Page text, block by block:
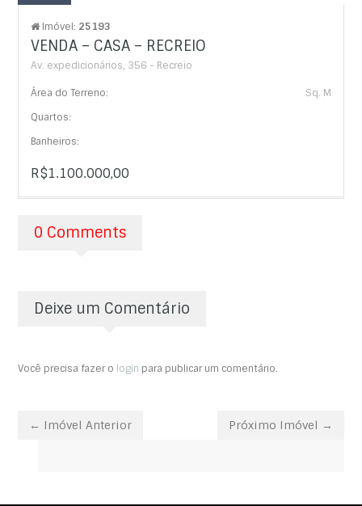
Imóvel: 25193
VENDA – CASA – RECREIO
Av. expedicionários, 356 - Recreio
Área do Terreno:
Sq. M
Quartos:
Banheiros:
R$1.100.000,00
0 Comments
Deixe um Comentário
Você precisa fazer o login para publicar um comentário.
← Imóvel Anterior Próximo Imóvel →